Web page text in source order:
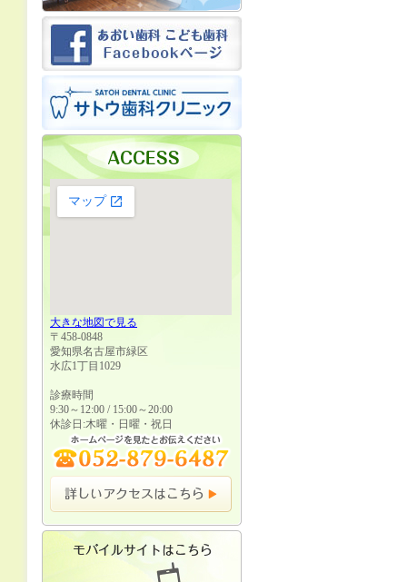
大きな地図で見る
〒458-0848
愛知県名古屋市緑区
水広1丁目1029
診療時間
9:30～12:00 / 15:00～20:00
休診日:木曜・日曜・祝日